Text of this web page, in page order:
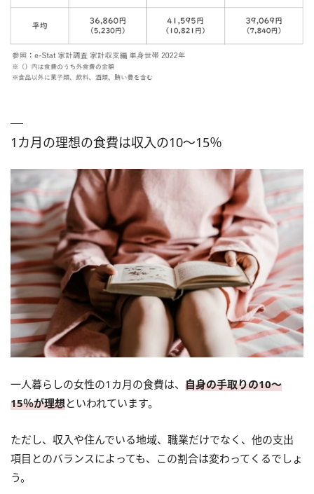
1カ月の理想の食費は収入の10～15％
一人暮らしの女性の1カ月の食費は、 自身の手取りの10～
15％が理想といわれています。
ただし、収入や住んでいる地域、職業だけでなく、他の支出
項目とのバランスによっても、この割合は変わってくるでしょ
う。